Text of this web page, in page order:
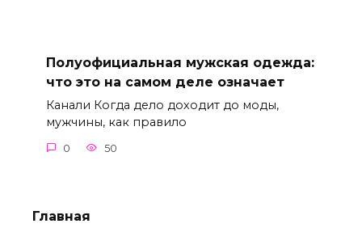
Полуофициальная мужская одежда:
что это на самом деле означает
Канали Когда дело доходит до моды,
мужчины, как правило
0 50
Главная